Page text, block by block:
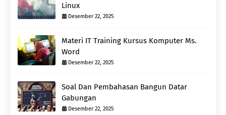
Linux
Desember 22, 2025
Materi IT Training Kursus Komputer Ms.
Word
Desember 22, 2025
Soal Dan Pembahasan Bangun Datar
Gabungan
Desember 22, 2025